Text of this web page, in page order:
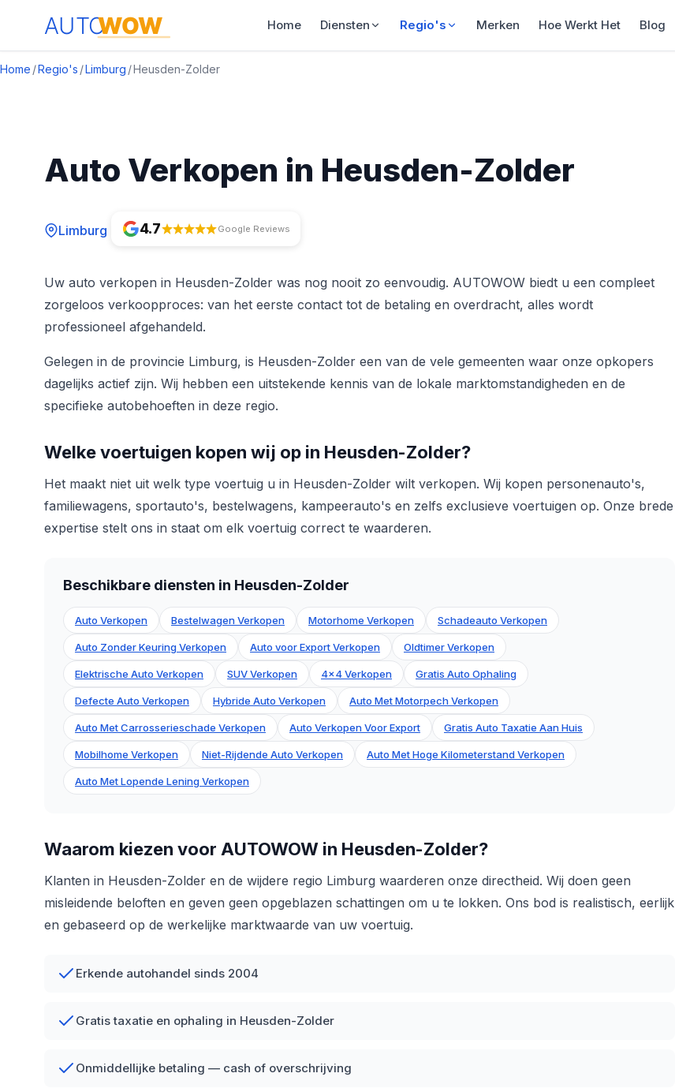
Home Diensten Regio's Merken Hoe Werkt Het Blog
Home /Regio's /Limburg /Heusden-Zolder
Auto Verkopen in Heusden-Zolder
Limburg 4.7 Google Reviews
Uw auto verkopen in Heusden-Zolder was nog nooit zo eenvoudig. AUTOWOW biedt u een compleet
zorgeloos verkoopproces: van het eerste contact tot de betaling en overdracht, alles wordt
professioneel afgehandeld.
Gelegen in de provincie Limburg, is Heusden-Zolder een van de vele gemeenten waar onze opkopers
dagelijks actief zijn. Wij hebben een uitstekende kennis van de lokale marktomstandigheden en de
specifieke autobehoeften in deze regio.
Welke voertuigen kopen wij op in Heusden-Zolder?
Het maakt niet uit welk type voertuig u in Heusden-Zolder wilt verkopen. Wij kopen personenauto's,
familiewagens, sportauto's, bestelwagens, kampeerauto's en zelfs exclusieve voertuigen op. Onze brede
expertise stelt ons in staat om elk voertuig correct te waarderen.
Beschikbare diensten in Heusden-Zolder
Auto Verkopen Bestelwagen Verkopen Motorhome Verkopen Schadeauto Verkopen
Auto Zonder Keuring Verkopen Auto voor Export Verkopen Oldtimer Verkopen
Elektrische Auto Verkopen SUV Verkopen 4x4 Verkopen Gratis Auto Ophaling
Defecte Auto Verkopen Hybride Auto Verkopen Auto Met Motorpech Verkopen
Auto Met Carrosserieschade Verkopen Auto Verkopen Voor Export Gratis Auto Taxatie Aan Huis
Mobilhome Verkopen Niet-Rijdende Auto Verkopen Auto Met Hoge Kilometerstand Verkopen
Auto Met Lopende Lening Verkopen
Waarom kiezen voor AUTOWOW in Heusden-Zolder?
Klanten in Heusden-Zolder en de wijdere regio Limburg waarderen onze directheid. Wij doen geen
misleidende beloften en geven geen opgeblazen schattingen om u te lokken. Ons bod is realistisch, eerlijk
en gebaseerd op de werkelijke marktwaarde van uw voertuig.
Erkende autohandel sinds 2004
Gratis taxatie en ophaling in Heusden-Zolder
Onmiddellijke betaling — cash of overschrijving